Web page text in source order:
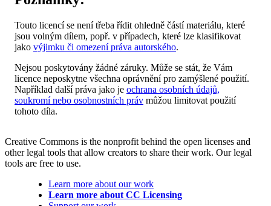
Touto licencí se není třeba řídit ohledně částí materiálu, které
jsou volným dílem, popř. v případech, které lze klasifikovat
jako výjimku či omezení práva autorského.
Nejsou poskytovány žádné záruky. Může se stát, že Vám
licence neposkytne všechna oprávnění pro zamýšlené použití.
Například další práva jako je ochrana osobních údajů,
soukromí nebo osobnostních práv můžou limitovat použití
tohoto díla.
Creative Commons is the nonprofit behind the open licenses and
other legal tools that allow creators to share their work. Our legal
tools are free to use.
Learn more about our work
Learn more about CC Licensing